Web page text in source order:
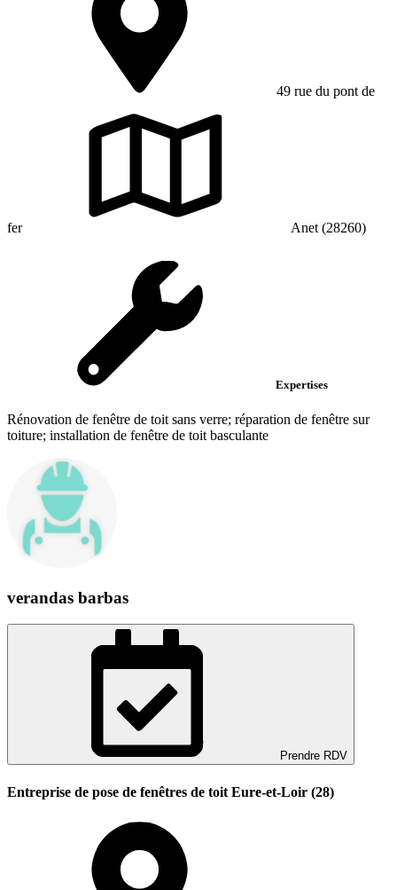
49 rue du pont de
fer Anet (28260)
Expertises
Rénovation de fenêtre de toit sans verre; réparation de fenêtre sur
toiture; installation de fenêtre de toit basculante
verandas barbas
Prendre RDV
Entreprise de pose de fenêtres de toit Eure-et-Loir (28)